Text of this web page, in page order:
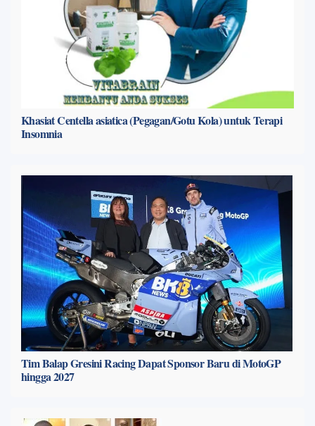
Khasiat Centella asiatica (Pegagan/Gotu Kola) untuk Terapi
Insomnia
Tim Balap Gresini Racing Dapat Sponsor Baru di MotoGP
hingga 2027